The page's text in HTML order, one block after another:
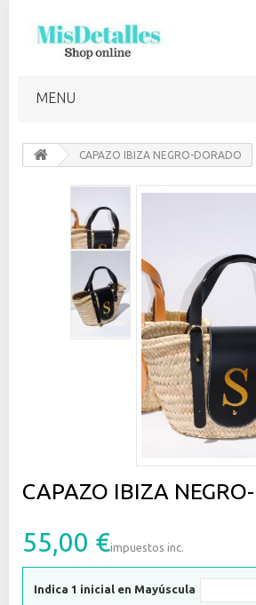
MENU
CAPAZO IBIZA NEGRO-DORADO
CAPAZO IBIZA
55,00 €impuestos inc.
Indica 1 inicial en Mayúscula